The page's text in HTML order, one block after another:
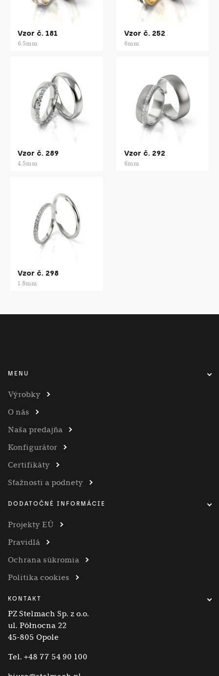
Vzor č. 181
6.5mm
Vzor č. 252
6mm
Vzor č. 289
4.5mm
Vzor č. 292
6mm
Vzor č. 298
1.8mm
MENU
Výrobky
O nás
Naša predajňa
Konfigurátor
Certifikáty
Sťažnosti a podnety
DODATOČNÉ INFORMÁCIE
Projekty EÚ
Pravidlá
Ochrana súkromia
Politika cookies
KONTAKT
PZ Stelmach Sp. z o.o.
ul. Północna 22
45-805 Opole
Tel. +48 77 54 90 100